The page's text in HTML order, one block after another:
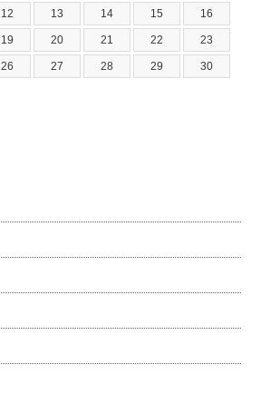
12 13 14 15 16
19 20 21 22 23
26 27 28 29 30